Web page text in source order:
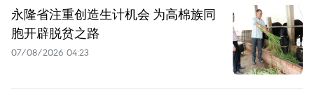
永隆省注重创造生计机会 为高棉族同
胞开辟脱贫之路
07/08/2026 04:23